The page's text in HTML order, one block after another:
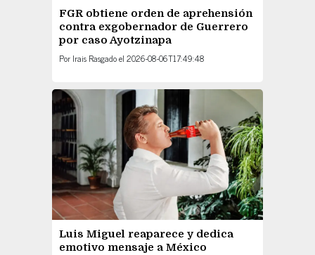
FGR obtiene orden de aprehensión
contra exgobernador de Guerrero
por caso Ayotzinapa
Por Irais Rasgadoel 2026-08-06T17:49:48
Luis Miguel reaparece y dedica
emotivo mensaje a México